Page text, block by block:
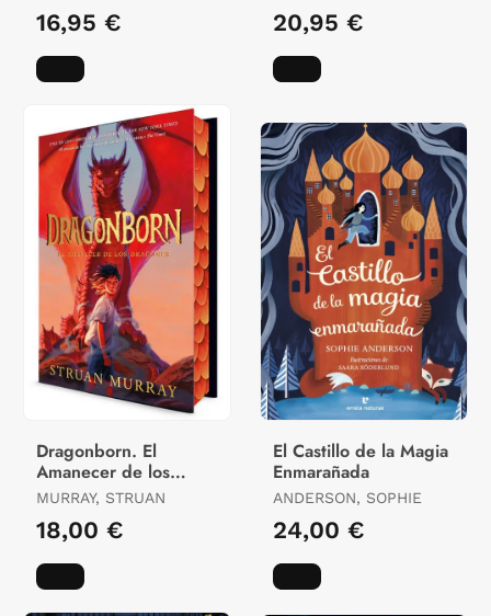
16,95 € 20,95 €
Dragonborn. El
Amanecer de los
Dragones
MURRAY, STRUAN
18,00 €
El Castillo de la Magia
Enmarañada
ANDERSON, SOPHIE
24,00 €